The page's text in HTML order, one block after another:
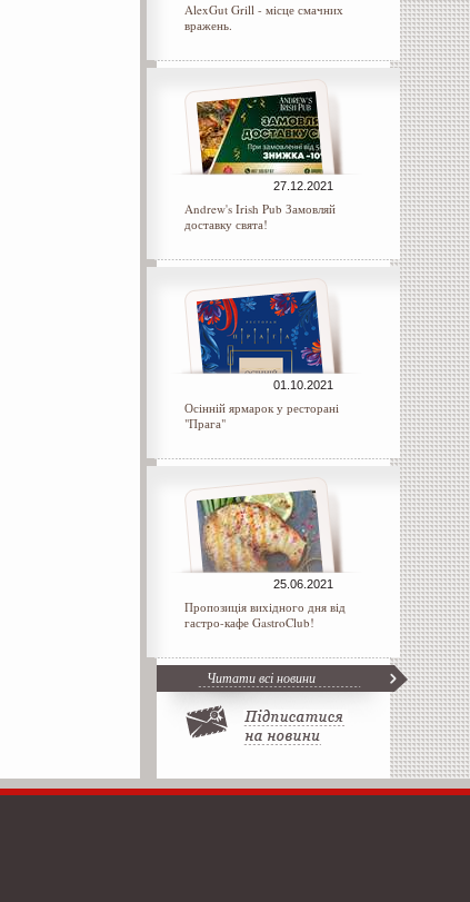
AlexGut Grill - місце смачних
вражень.
27.12.2021
Andrew's Irish Pub Замовляй
доставку свята!
01.10.2021
Осінній ярмарок у ресторані
"Прага"
25.06.2021
Пропозиція вихідного дня від
гастро-кафе GastroClub!
Читати всі новини